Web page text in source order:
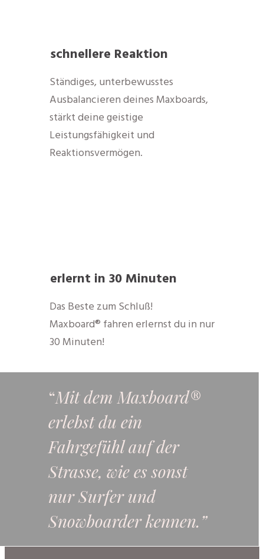
schnellere Reaktion
Ständiges, unterbewusstes
Ausbalancieren deines Maxboards,
stärkt deine geistige
Leistungsfähigkeit und
Reaktionsvermögen.
erlernt in 30 Minuten
Das Beste zum Schluß!
Maxboard® fahren erlernst du in nur
30 Minuten!
“Mit dem Maxboard®
erlebst du ein
Fahrgefühl auf der
Strasse, wie es sonst
nur Surfer und
Snowboarder kennen.”